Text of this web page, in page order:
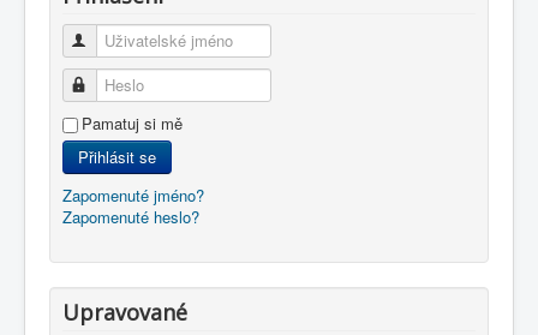
Uživatelské jméno
Heslo
Pamatuj si mě
Přihlásit se
Zapomenuté jméno?
Zapomenuté heslo?
Upravované